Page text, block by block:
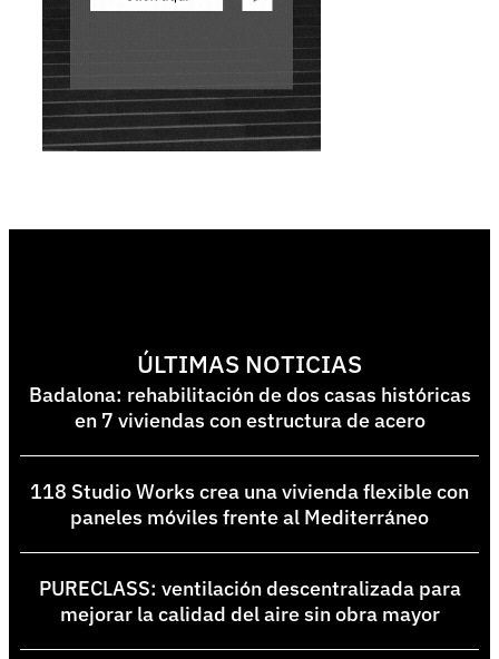
ÚLTIMAS NOTICIAS
Badalona: rehabilitación de dos casas históricas
en 7 viviendas con estructura de acero
118 Studio Works crea una vivienda flexible con
paneles móviles frente al Mediterráneo
PURECLASS: ventilación descentralizada para
mejorar la calidad del aire sin obra mayor